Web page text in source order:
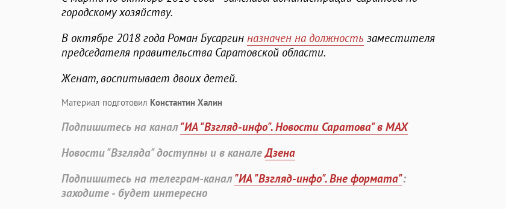
городскому хозяйству.
В октябре 2018 года Роман Бусаргин назначен на должность заместителя
председателя правительства Саратовской области.
Женат, воспитывает двоих детей.
Материал подготовил Константин Халин
Подпишитесь на канал"ИА "Взгляд-инфо". Новости Саратова" в MAX
Новости "Взгляда" доступны и в каналеДзена
Подпишитесь на телеграм-канал"ИА "Взгляд-инфо". Вне формата":
заходите - будет интересно